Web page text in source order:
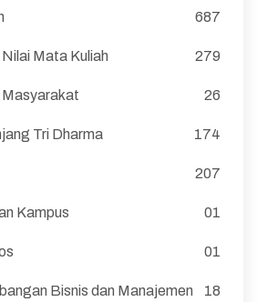
687
Mata Kuliah 279
26
Tri Dharma 174
207
Kampus 01
01
Bisnis dan Manajemen 18